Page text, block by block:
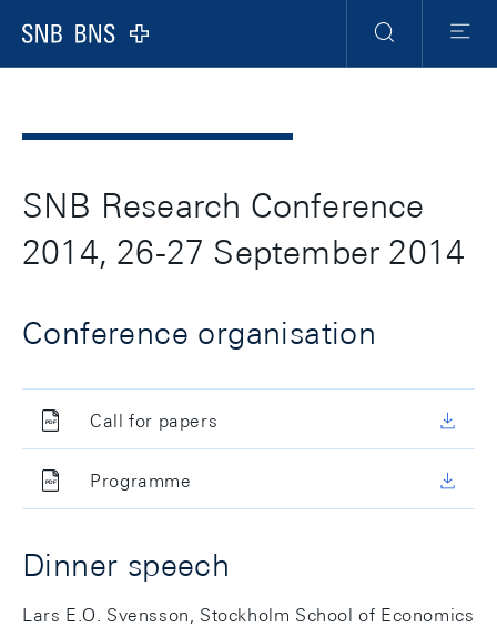
Logo
Navigation
RechercheMenu
SNB Research Conference
2014, 26-27 September 2014
Conference organisation
Call for papers
Programme
Dinner speech
Lars E.O. Svensson, Stockholm School of Economics